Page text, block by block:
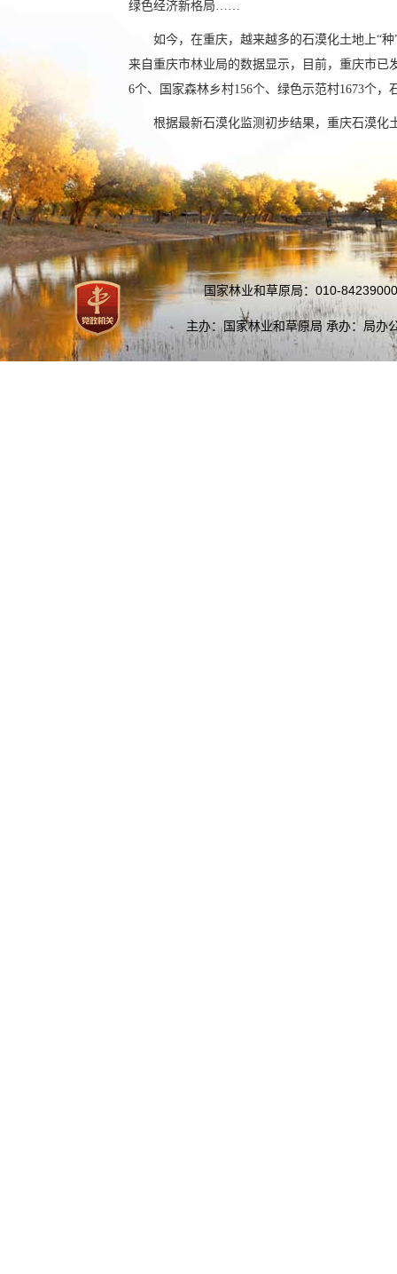
绿色经济新格局……
如今，在重庆，越来越多的石漠化土地上“
来自重庆市林业局的数据显示，目前，重庆市已
6个、国家森林乡村156个、绿色示范村1673个
根据最新石漠化监测初步结果，重庆石漠化
国家林业和草原局：010-
主办：国家林业和草原局 承办：局办